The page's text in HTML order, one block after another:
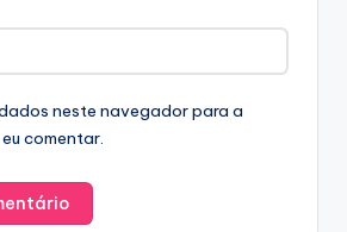
neste navegador para a
comentar.